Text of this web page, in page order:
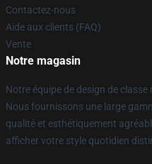
Contactez-nous
Aide aux clients (FAQ)
Vente
Notre magasin
Notre équipe de design de
Nous fournissons une large
qualité et esthétiquement
afficher votre style quotidien